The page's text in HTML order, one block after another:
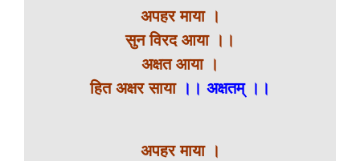
अपहर माया ।
सुन विरद आया ।।
अक्षत आया ।
हित अक्षर साया।। अक्षतम् ।।
अपहर माया ।